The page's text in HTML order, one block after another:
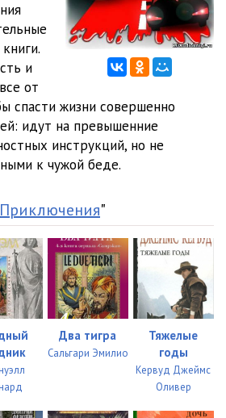
и
от
спасти жизни совершенно
идут на превышенние
инструкций, но не
к чужой беде.
Приключения"
Два тигра
Сальгари Эмилио
Тяжелые
годы
Кервуд Джеймс
Оливер